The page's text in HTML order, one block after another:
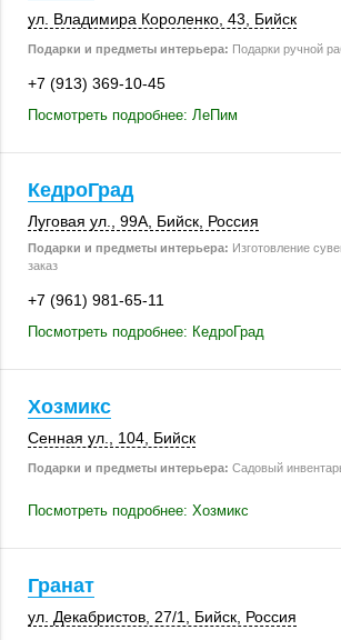
ул. Владимира Короленко, 43, Бийск
Подарки и предметы интерьера: Подарки ручной
+7 (913) 369-10-45
Посмотреть подробнее: ЛеПим
КедроГрад
Луговая ул. 99А Бийск Россия
Подарки и предметы интерьера: Изготовление
заказ
+7 (961) 981-65-11
Посмотреть подробнее: КедроГрад
Хозмикс
Сенная ул. 104 Бийск
Подарки и предметы интерьера: Садовый
Посмотреть подробнее: Хозмикс
Гранат
ул. Декабристов 27/1 Бийск Россия